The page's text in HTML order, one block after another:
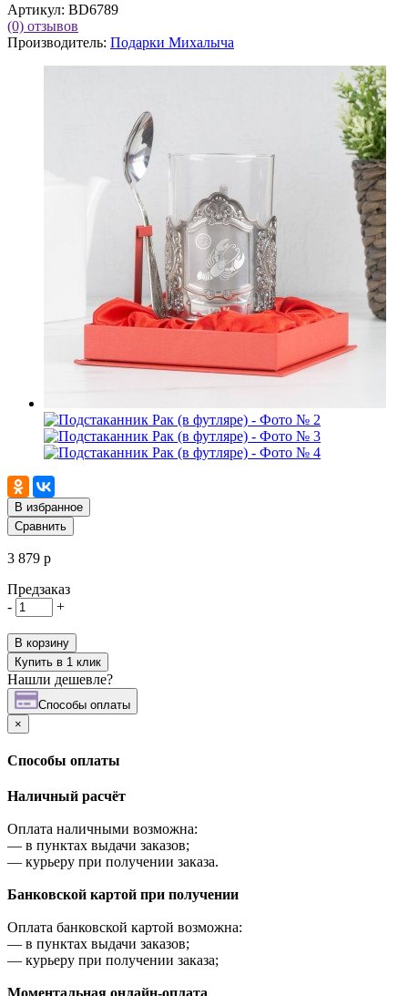
Артикул: BD6789
(0) отзывов
Производитель: Подарки Михалыча
В избранное
Сравнить
3 879 р
Предзаказ
-
+
В корзину
Купить в 1 клик
Нашли дешевле?
Cпособы оплаты
×
Cпособы оплаты
Наличный расчёт
Оплата наличными возможна:
— в пунктах выдачи заказов;
— курьеру при получении заказа.
Банковской картой при получении
Оплата банковской картой возможна:
— в пунктах выдачи заказов;
— курьеру при получении заказа;